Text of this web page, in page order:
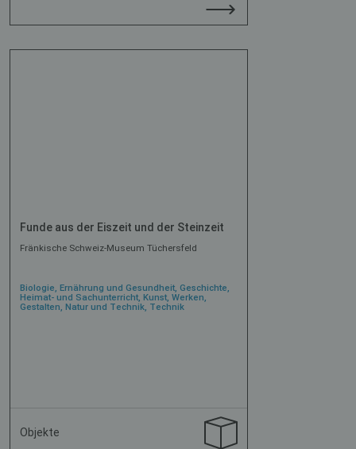
Funde aus der Eiszeit und der Steinzeit
Fränkische Schweiz-Museum Tüchersfeld
Biologie, Ernährung und Gesundheit, Geschichte,
Heimat- und Sachunterricht, Kunst, Werken,
Gestalten, Natur und Technik, Technik
Objekte